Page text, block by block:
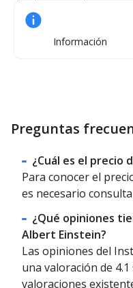
Información
Preguntas
¿Cuál es el
Para conocer el
es necesario
¿Qué opiniones
Albert Einstein?
Las opiniones del
una valoración de
valoraciones